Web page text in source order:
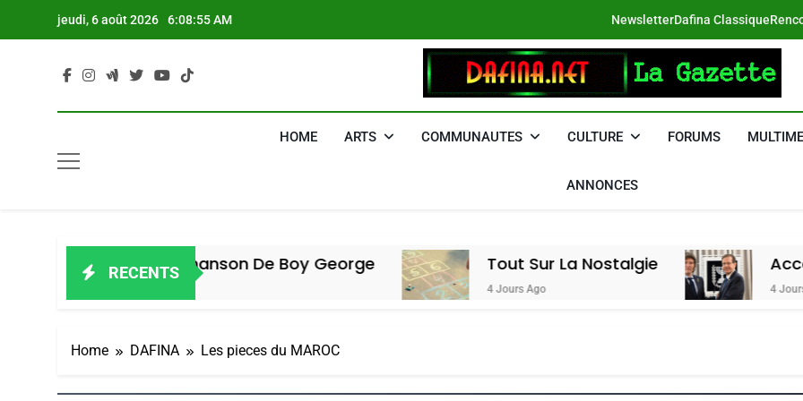
jeudi, 6 août 2026 6:08:56 AM NewsletterDafina Classique
DAFINA
HOME ARTS COMMUNAUTES CULTURE FORUMS
ANNONCES
RECENTS
Nouvelle Chanson De Boy George Tout Sur La Nostalgie
4 Jours Ago
Accords
4 Jours Ago
Home DAFINA Les pieces du MAROC